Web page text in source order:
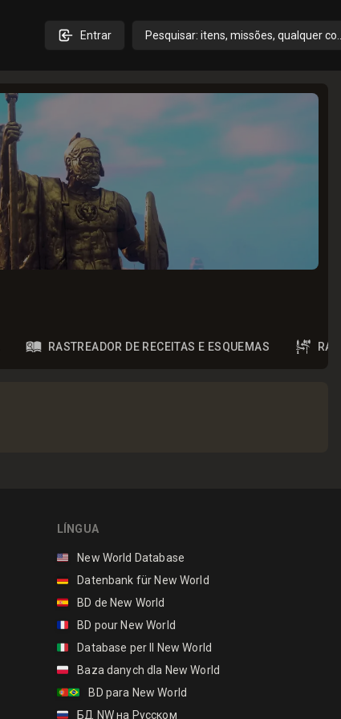
Entrar Pesquisar: itens, missões, qualquer
RASTREADOR DE RECEITAS E ESQUEMAS
LÍNGUA
🇺🇸
New World Database
🇩🇪
Datenbank für New World
🇪🇸
BD de New World
🇫🇷
BD pour New World
🇮🇹
Database per Il New World
🇵🇱
Baza danych dla New World
🇵🇹🇧🇷
BD para New World
🇷🇺
БД NW на Русском